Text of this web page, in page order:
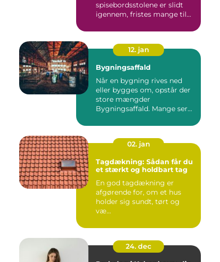
spisebordsstolene er slidt
igennem, fristes mange til
12. jan
Bygningsaffald
Når en bygning rives ned
eller bygges om, opstår der
store mængder
Bygningsaffald. Mange ser
02. jan
Tagdækning: Sådan får du
et stærkt og holdbart tag
En god tagdækning er
afgørende for, om et hus
holder sig sundt, tørt og
væ...
24. dec